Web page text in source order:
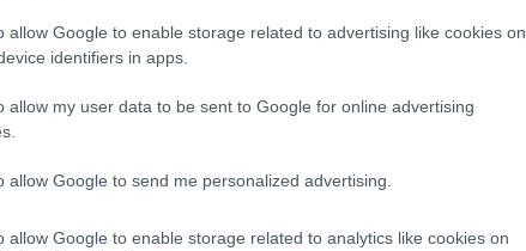
allow Google to enable storage related to advertising like cookies on
identifiers in apps.
allow my user data to be sent to Google for online advertising
allow Google to send me personalized advertising.
allow Google to enable storage related to analytics like cookies on